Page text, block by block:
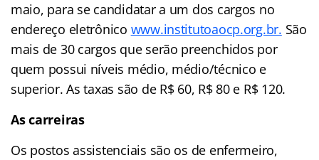
maio, para se candidatar a um dos cargos no
endereço eletrônico www.institutoaocp.org.br. São
mais de 30 cargos que serão preenchidos por
quem possui níveis médio, médio/técnico e
superior. As taxas são de R$ 60, R$ 80 e R$ 120.
As carreiras
Os postos assistenciais são os de enfermeiro,